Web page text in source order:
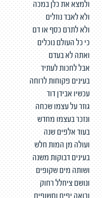
ולמצא את כלן במכה
ולא לאבד נוזלים
ולא לתרם כסף או דם
כי כל העולם נוכלים
ואתה לא בעדם
אבל לחכות לעתיד
בעינים פקוחות לרוחה
עכשיו אבידן דוד
גוזר על עצמו שכחה
ונזכר בעצמו מחדש
בעוד אלפים שנה
ועולה מן המות חלש
בעינים דבוקות משנה
ושותה מים שקופים
ונושם ציחלל רחוק